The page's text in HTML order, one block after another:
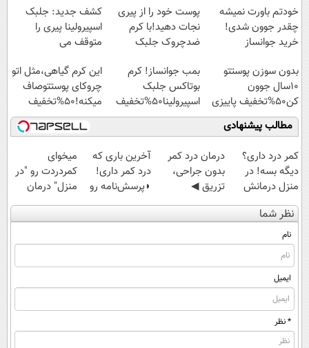
خودتم باورت نمیشه
چقدر جوون شدی!
خرید جوانساز
ویژه
پوست خود را از پیری
نجات دهید!با کرم
ضدچروک جلبک
کشف جدید: جلبک
اسپیرولینا پیری را
متوقف می
بدون سوزن پوستتو
10سال جوون
کن50%تخفیف پاییزی
بمب جوانساز! کرم
بوتاکس جلبک
اسپیرولینا50%تخفیف
این کرم گیاهی،مثل اتو
چروکای پوستتوصاف
میکنه!50%تخفیف
مطالب پیشنهادی
کمر درد داری؟
دیگه بسه! در
منزل درمانش
کن
(◀پرسش‌نامه)
درمان درد کمر
بدون جراحی،
تزریق ◀
پرسش‌نامه رو پر
کن ▶
آخرین باری که
درد کمر داری!
◗پرسش‌نامه رو
پر کن◖
میخوای
کمردردت رو "در
منزل" درمان
کنی؟ (◂فیلم +
◂پرسش‌نامه)
نظر شما
نام
ایمیل
* نظر